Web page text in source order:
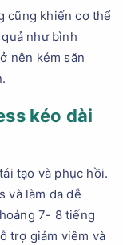
cũng khiến cơ thể
như bình
nên kém săn
kéo dài
tạo và phục hồi.
và làm da dễ
7- 8 tiếng
trợ giảm viêm và